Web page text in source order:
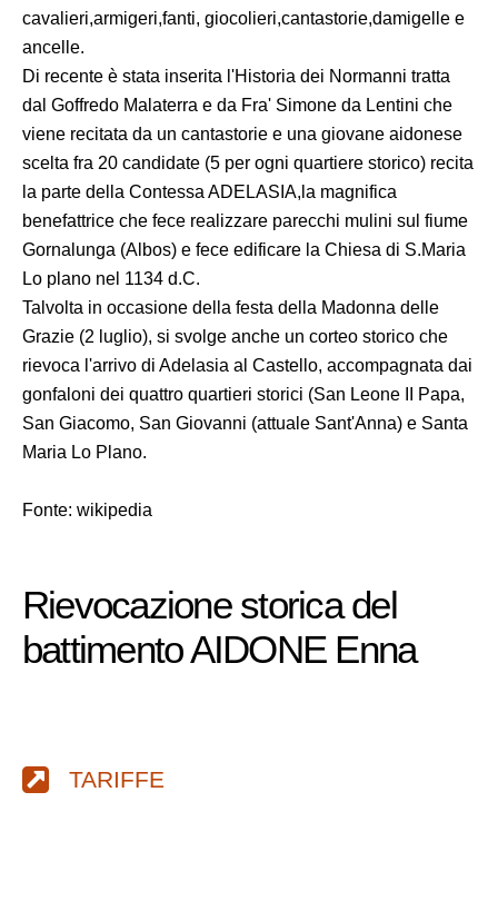
cavalieri,armigeri,fanti, giocolieri,cantastorie,damigelle e
ancelle.
Di recente è stata inserita l'Historia dei Normanni tratta
dal Goffredo Malaterra e da Fra' Simone da Lentini che
viene recitata da un cantastorie e una giovane aidonese
scelta fra 20 candidate (5 per ogni quartiere storico) recita
la parte della Contessa ADELASIA,la magnifica
benefattrice che fece realizzare parecchi mulini sul fiume
Gornalunga (Albos) e fece edificare la Chiesa di S.Maria
Lo plano nel 1134 d.C.
Talvolta in occasione della festa della Madonna delle
Grazie (2 luglio), si svolge anche un corteo storico che
rievoca l'arrivo di Adelasia al Castello, accompagnata dai
gonfaloni dei quattro quartieri storici (San Leone II Papa,
San Giacomo, San Giovanni (attuale Sant'Anna) e Santa
Maria Lo Plano.
Fonte: wikipedia
Rievocazione storica del
battimento AIDONE Enna
TARIFFE